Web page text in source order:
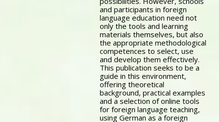
and participants in foreign
language education need not
only the tools and learning
materials themselves, but also
the appropriate methodological
competences to select, use
and develop them effectively.
This publication seeks to be a
guide in this environment,
offering theoretical
background, practical examples
and a selection of online tools
for foreign language teaching,
using German as a foreign